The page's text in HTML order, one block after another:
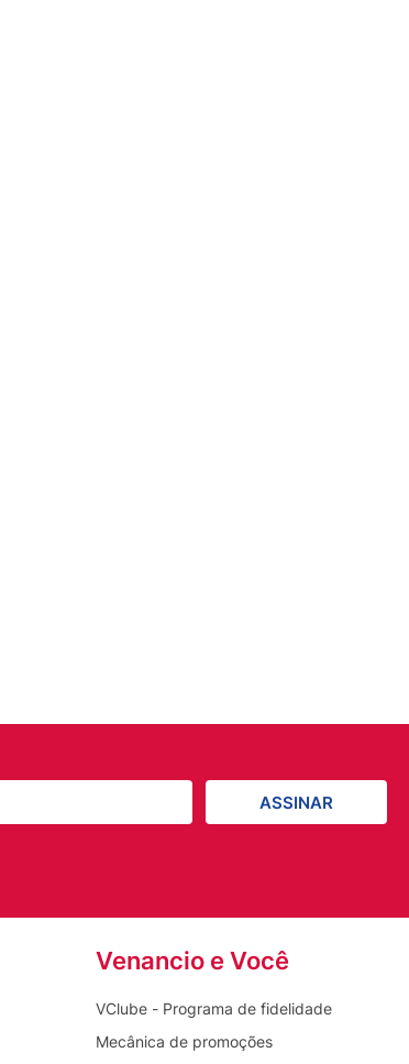
ASSINAR
Venancio e Você
VClube - Programa de fidelidade
Mecânica de promoções